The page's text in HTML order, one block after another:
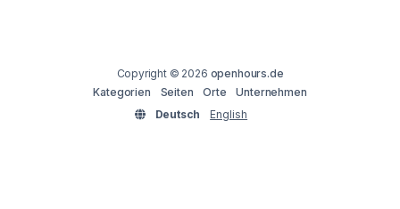
Copyright © 2026 openhours.de
Kategorien
Seiten Orte
Unternehmen
Deutsch
English